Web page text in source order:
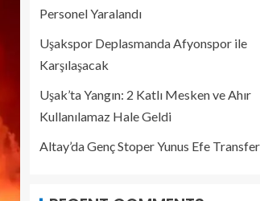
Personel Yaralandı
Uşakspor Deplasmanda Afyonspor ile
Karşılaşacak
Uşak’ta Yangın: 2 Katlı Mesken ve Ahır
Kullanılamaz Hale Geldi
Altay’da Genç Stoper Yunus Efe